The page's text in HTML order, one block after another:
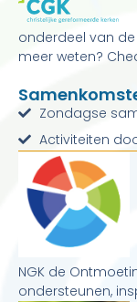
onderdeel van de
meer weten?
Zondagse
Activiteiten
NGK de
ondersteunen,